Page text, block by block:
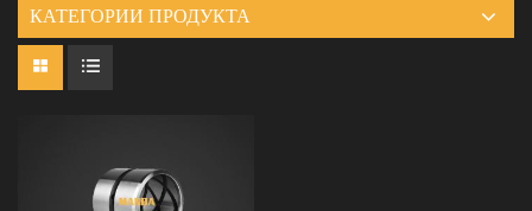
КАТЕГОРИИ ПРОДУКТА